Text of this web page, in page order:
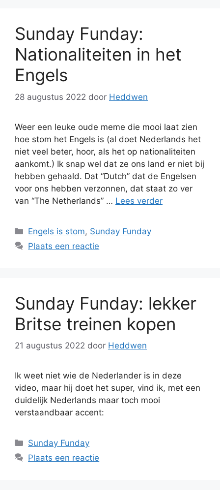
Sunday Funday:
Nationaliteiten in het
Engels
28 augustus 2022 door Heddwen
Weer een leuke oude meme die mooi laat zien
hoe stom het Engels is (al doet Nederlands het
niet veel beter, hoor, als het op nationaliteiten
aankomt.) Ik snap wel dat ze ons land er niet bij
hebben gehaald. Dat “Dutch” dat de Engelsen
voor ons hebben verzonnen, dat staat zo ver
van “The Netherlands” … Lees verder
Categorieën
Engels is stom, Sunday Funday
Plaats een reactie
Sunday Funday: lekker
Britse treinen kopen
21 augustus 2022 door Heddwen
Ik weet niet wie de Nederlander is in deze
video, maar hij doet het super, vind ik, met een
duidelijk Nederlands maar toch mooi
verstaandbaar accent:
Categorieën
Sunday Funday
Plaats een reactie